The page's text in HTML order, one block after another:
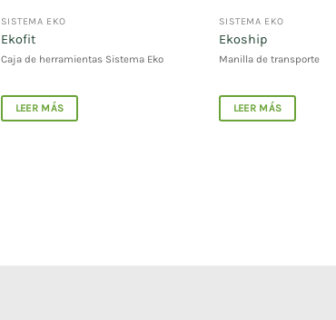
SISTEMA EKO
Ekofit
Caja de herramientas Sistema Eko
LEER MÁS
SISTEMA EKO
Ekoship
Manilla de transporte
LEER MÁS